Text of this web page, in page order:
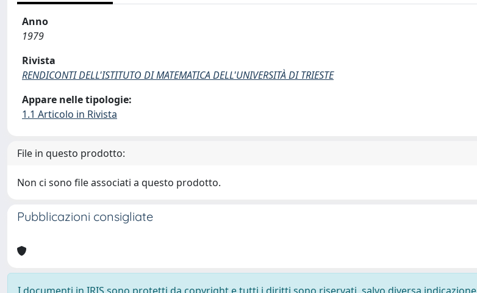
Anno
1979
Rivista
RENDICONTI DELL'ISTITUTO DI MATEMATICA DELL'UNIVERSITÀ DI TRIESTE
Appare nelle tipologie:
1.1 Articolo in Rivista
File in questo prodotto:
Non ci sono file associati a questo prodotto.
Pubblicazioni consigliate